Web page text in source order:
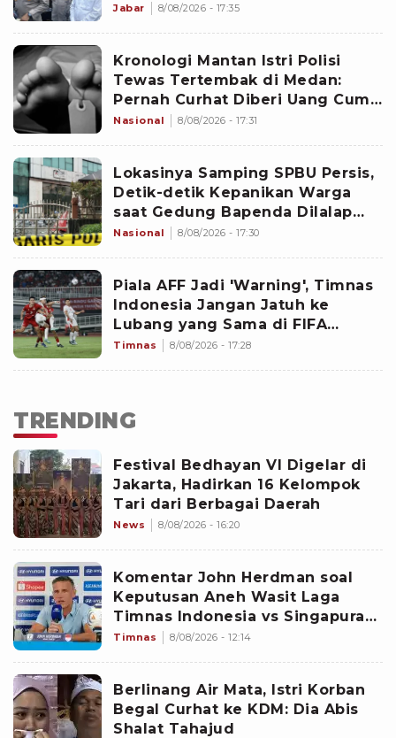
Kejahatan Jalanan
Jabar 8/08/2026 - 17:35
Kronologi Mantan Istri Polisi
Tewas Tertembak di Medan:
Pernah Curhat Diberi Uang Cuma
Rp10 Ribu
Nasional 8/08/2026 - 17:31
Lokasinya Samping SPBU Persis,
Detik-detik Kepanikan Warga
saat Gedung Bapenda Dilalap
Api: Teriak Semua!
Nasional 8/08/2026 - 17:30
Piala AFF Jadi 'Warning', Timnas
Indonesia Jangan Jatuh ke
Lubang yang Sama di FIFA
ASEAN Cup 2026
Timnas 8/08/2026 - 17:28
TRENDING
Festival Bedhayan VI Digelar di
Jakarta, Hadirkan 16 Kelompok
Tari dari Berbagai Daerah
News 8/08/2026 - 16:20
Komentar John Herdman soal
Keputusan Aneh Wasit Laga
Timnas Indonesia vs Singapura
di Piala AFF 2026: Percuma
Timnas 8/08/2026 - 12:14
Berlinang Air Mata, Istri Korban
Begal Curhat ke KDM: Dia Abis
Shalat Tahajud